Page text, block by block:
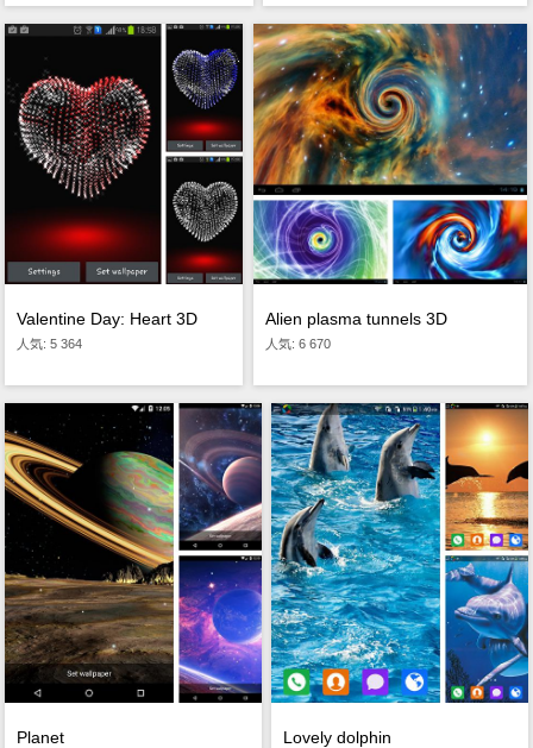
Valentine Day: Heart 3D
人気: 5 364
Alien plasma tunnels 3D
人気: 6 670
Planet Lovely dolphin